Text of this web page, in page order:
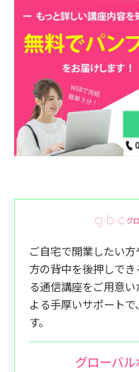
ご自宅で開業したい
方の背中を後押しで
る通信講座をご用意
よる手厚いサポート
す。
グローバ